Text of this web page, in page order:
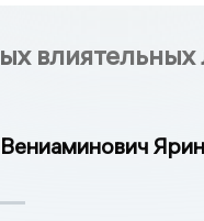
Ярин